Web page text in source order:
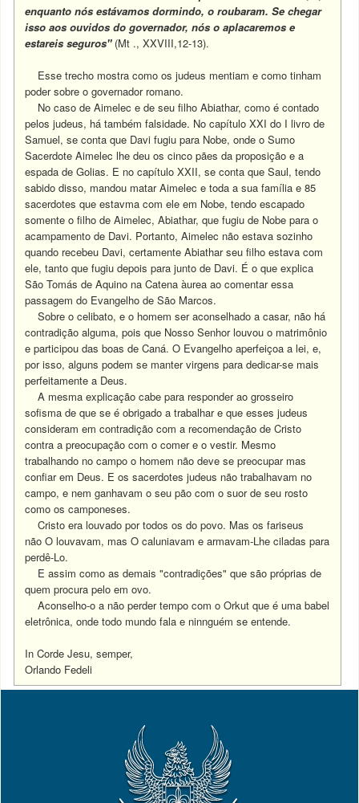
enquanto nós estávamos dormindo, o roubaram. Se chegar
isso aos ouvidos do governador, nós o aplacaremos e
estareis seguros"(Mt ., XXVIII,12-13).
Esse trecho mostra como os judeus mentiam e como tinham
poder sobre o governador romano.
No caso de Aimelec e de seu filho Abiathar, como é contado
pelos judeus, há também falsidade. No capítulo XXI do I livro de
Samuel, se conta que Davi fugiu para Nobe, onde o Sumo
Sacerdote Aimelec lhe deu os cinco pães da proposição e a
espada de Golias. E no capítulo XXII, se conta que Saul, tendo
sabido disso, mandou matar Aimelec e toda a sua família e 85
sacerdotes que estavma com ele em Nobe, tendo escapado
somente o filho de Aimelec, Abiathar, que fugiu de Nobe para o
acampamento de Davi. Portanto, Aimelec não estava sozinho
quando recebeu Davi, certamente Abiathar seu filho estava com
ele, tanto que fugiu depois para junto de Davi. É o que explica
São Tomás de Aquino na Catena àurea ao comentar essa
passagem do Evangelho de São Marcos.
Sobre o celibato, e o homem ser aconselhado a casar, não há
contradição alguma, pois que Nosso Senhor louvou o matrimônio
e participou das boas de Caná. O Evangelho aperfeiçoa a lei, e,
por isso, alguns podem se manter virgens para dedicar-se mais
perfeitamente a Deus.
A mesma explicação cabe para responder ao grosseiro
sofisma de que se é obrigado a trabalhar e que esses judeus
consideram em contradição com a recomendação de Cristo
contra a preocupação com o comer e o vestir. Mesmo
trabalhando no campo o homem não deve se preocupar mas
confiar em Deus. E os sacerdotes judeus não trabalhavam no
campo, e nem ganhavam o seu pão com o suor de seu rosto
como os camponeses.
Cristo era louvado por todos os do povo. Mas os fariseus
não O louvavam, mas O caluniavam e armavam-Lhe ciladas para
perdê-Lo.
E assim como as demais "contradições" que são próprias de
quem procura pelo em ovo.
Aconselho-o a não perder tempo com o Orkut que é uma babel
eletrônica, onde todo mundo fala e ninnguém se entende.
In Corde Jesu, semper,
Orlando Fedeli